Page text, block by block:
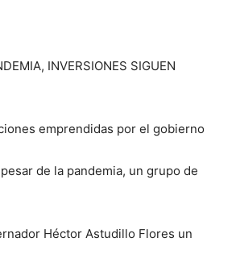
INVERSIONES SIGUEN
emprendidas por el gobierno
de la pandemia, un grupo de
Héctor Astudillo Flores un